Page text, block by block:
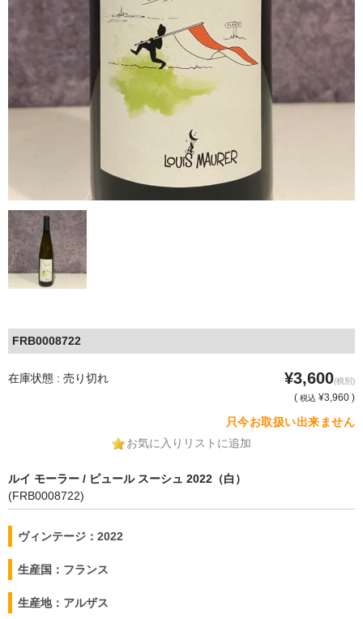
お問い合わせ
お買い物かご
FRB0008722
在庫状態 : 売り切れ ¥3,600(税別)
( 税込 ¥3,960 )
只今お取扱い出来ません
お気に入りリストに追加
ルイ モーラー / ピュール スーシュ 2022（白）
(FRB0008722)
ヴィンテージ：2022
生産国：フランス
生産地：アルザス